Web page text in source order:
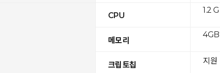
CPU
메모리
크립토칩
1.2
지원